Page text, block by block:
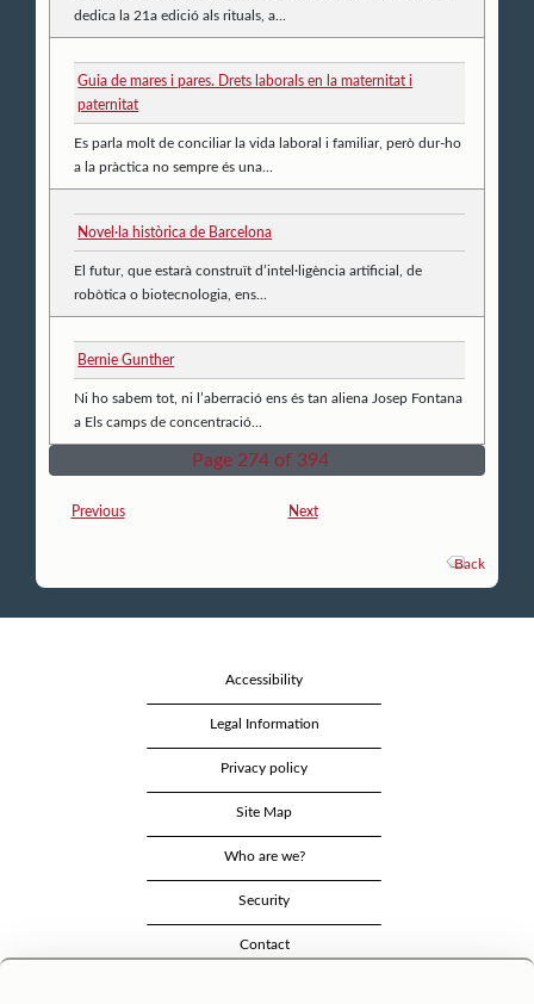
dedica la 21a edició als rituals, a...
Guia de mares i pares. Drets laborals en la maternitat i
paternitat
Es parla molt de conciliar la vida laboral i familiar, però dur-ho
a la pràctica no sempre és una...
Novel·la històrica de Barcelona
El futur, que estarà construït d’intel·ligència artificial, de
robòtica o biotecnologia, ens...
Bernie Gunther
Ni ho sabem tot, ni l’aberració ens és tan aliena Josep Fontana
a Els camps de concentració...
Page 274 of 394
Previous Next
Back
Accessibility
Legal Information
Privacy policy
Site Map
Who are we?
Security
Contact